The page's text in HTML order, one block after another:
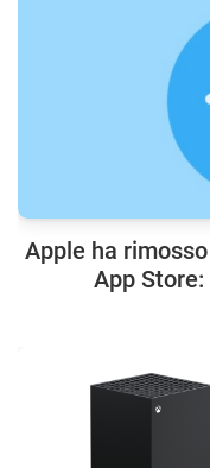
Apple ha
App